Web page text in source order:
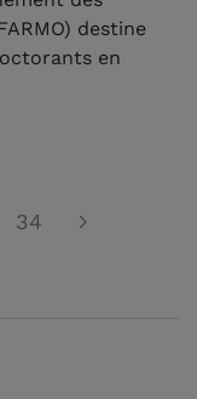
destine
en
34